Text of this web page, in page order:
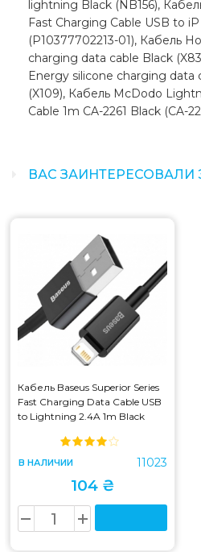
lightning Black (NB156),
Fast Charging Cable USB to
(P10377702213-01), Кабель
charging data cable Black
Energy silicone charging data
(X109), Кабель McDodo
Cable 1m CA-2261 Black (CA-
ВАС ЗАИНТЕРЕСОВАЛИ
Кабель Baseus Superior Series
Fast Charging Data Cable USB
to Lightning 2.4A 1m Black
В НАЛИЧИИ 11023
104 ₴